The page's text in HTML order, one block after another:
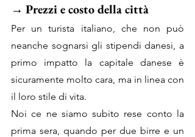
→ Prezzi e costo della città
Per un turista italiano, che non può
neanche sognarsi gli stipendi danesi, a
primo impatto la capitale danese è
sicuramente molto cara, ma in linea con
il loro stile di vita.
Noi ce ne siamo subito rese conto la
prima sera, quando per due birre e un